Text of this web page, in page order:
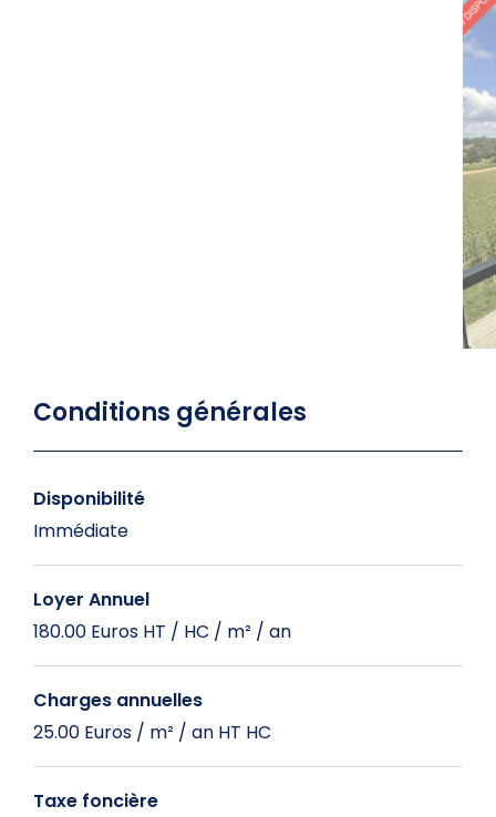
Conditions générales
Disponibilité
Immédiate
Loyer Annuel
180.00 Euros HT / HC / m² / an
Charges annuelles
25.00 Euros / m² / an HT HC
Taxe foncière